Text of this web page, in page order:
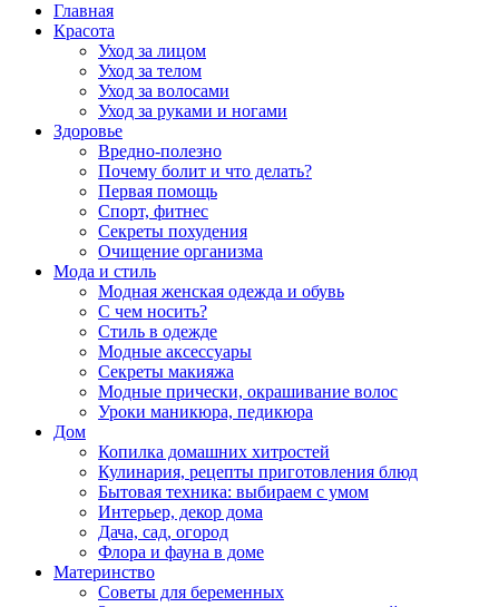
Главная
Красота
Уход за лицом
Уход за телом
Уход за волосами
Уход за руками и ногами
Здоровье
Вредно-полезно
Почему болит и что делать?
Первая помощь
Спорт, фитнес
Секреты похудения
Очищение организма
Мода и стиль
Модная женская одежда и обувь
С чем носить?
Стиль в одежде
Модные аксессуары
Секреты макияжа
Модные прически, окрашивание волос
Уроки маникюра, педикюра
Дом
Копилка домашних хитростей
Кулинария, рецепты приготовления блюд
Бытовая техника: выбираем с умом
Интерьер, декор дома
Дача, сад, огород
Флора и фауна в доме
Материнство
Советы для беременных